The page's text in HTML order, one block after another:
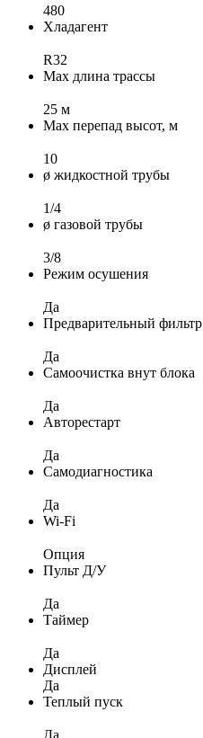
480
Хладагент
R32
Max длина трассы
25 м
Max перепад высот, м
10
ø жидкостной трубы
1/4
ø газовой трубы
3/8
Режим осушения
Да
Предварительный фильтр
Да
Самоочистка внут блока
Да
Авторестарт
Да
Самодиагностика
Да
Wi-Fi
Опция
Пульт Д/У
Да
Таймер
Да
Дисплей
Да
Теплый пуск
Да